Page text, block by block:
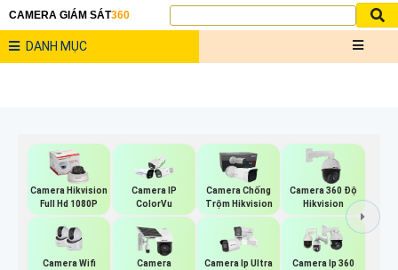
CAMERA GIÁM SÁT360
DANH MỤC
Camera Hikvision
Full Hd 1080P
Camera IP
ColorVu
Camera Chống
Trộm Hikvision
Camera 360 Độ
Hikvision
Camera Wifi
Camera
Camera Ip Ultra
Camera Ip 360